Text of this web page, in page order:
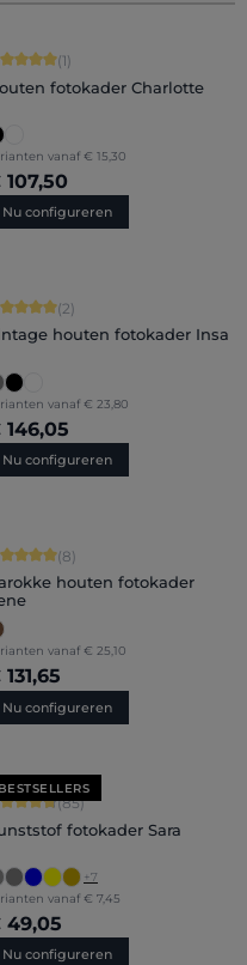
score van 5 op 5 sterren
(1)
fotokader Charlotte
vanaf € 15,30
Nu configureren
score van 5 op 5 sterren
(2)
houten fotokader Insa
vanaf € 23,80
Nu configureren
score van 5 op 5 sterren
(8)
houten fotokader
vanaf € 25,10
Nu configureren
BESTSELLERS
score van 4.71 op 5
(85)
fotokader Sara
+7
vanaf € 7,45
49,05
Nu configureren